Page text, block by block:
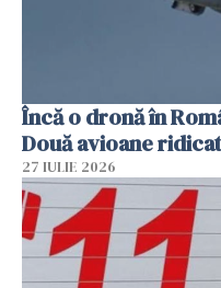
Încă o dronă în
Două avioane
27 IULIE 2026